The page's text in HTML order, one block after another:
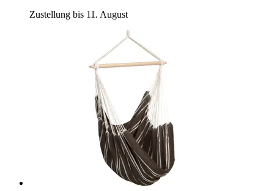
Zustellung bis 11. August